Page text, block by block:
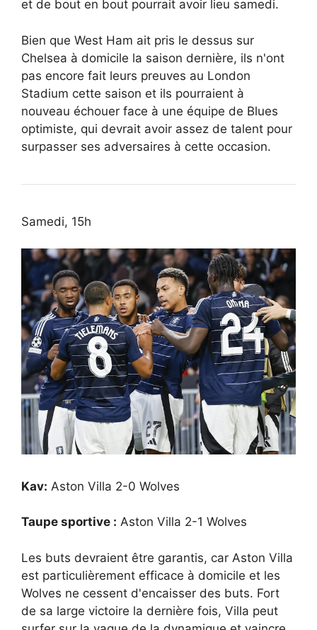
et de bout en bout pourrait avoir lieu samedi.
Bien que West Ham ait pris le dessus sur
Chelsea à domicile la saison dernière, ils n'ont
pas encore fait leurs preuves au London
Stadium cette saison et ils pourraient à
nouveau échouer face à une équipe de Blues
optimiste, qui devrait avoir assez de talent pour
surpasser ses adversaires à cette occasion.
Samedi, 15h
Kav: Aston Villa 2-0 Wolves
Taupe sportive : Aston Villa 2-1 Wolves
Les buts devraient être garantis, car Aston Villa
est particulièrement efficace à domicile et les
Wolves ne cessent d'encaisser des buts. Fort
de sa large victoire la dernière fois, Villa peut